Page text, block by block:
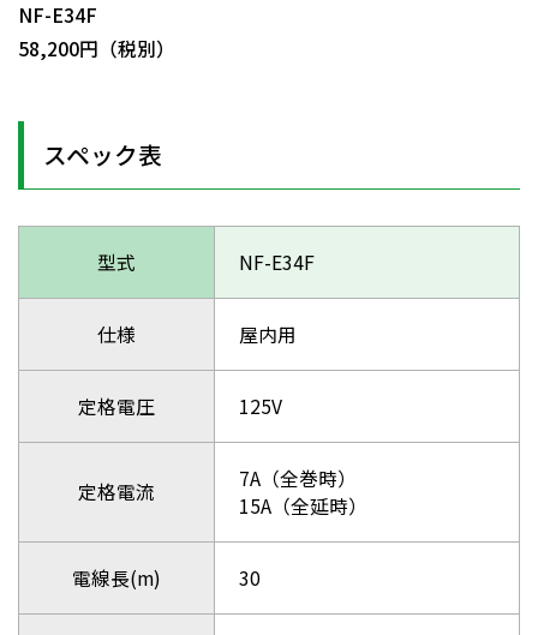
NF-E34F
58,200円（税別）
スペック表
型式 NF-E34F
仕様 屋内用
定格電圧 125V
定格電流
7A（全巻時）
15A（全延時）
電線長(m) 30